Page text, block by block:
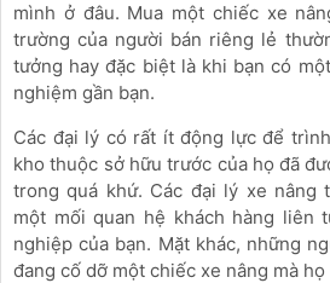
mình ở đâu. Mua một chiếc xe
trường của người bán riêng lẻ
tưởng hay đặc biệt là khi bạn có
nghiệm gần bạn.
Các đại lý có rất ít động lực để
kho thuộc sở hữu trước của họ đã
trong quá khứ. Các đại lý xe nâng
một mối quan hệ khách hàng liên
nghiệp của bạn. Mặt khác, những
đang cố dỡ một chiếc xe nâng mà